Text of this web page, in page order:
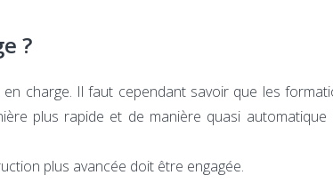
?
en charge. Il faut cependant savoir que les
plus rapide et de manière quasi
plus avancée doit être engagée.